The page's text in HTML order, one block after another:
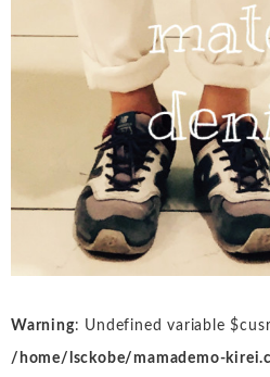
Warning: Undefined variable
/home/lsckobe/mamademo-